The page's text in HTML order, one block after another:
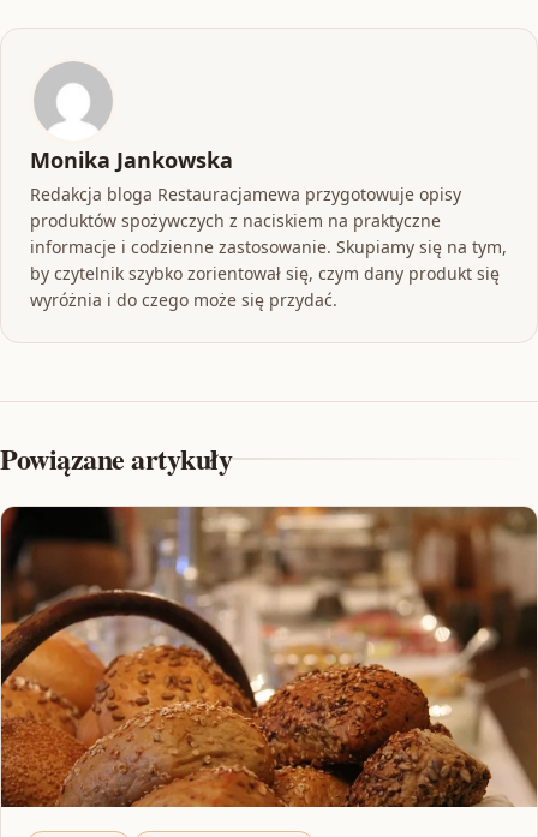
Monika Jankowska
Redakcja bloga Restauracjamewa przygotowuje opisy
produktów spożywczych z naciskiem na praktyczne
informacje i codzienne zastosowanie. Skupiamy się na tym,
by czytelnik szybko zorientował się, czym dany produkt się
wyróżnia i do czego może się przydać.
Powiązane artykuły